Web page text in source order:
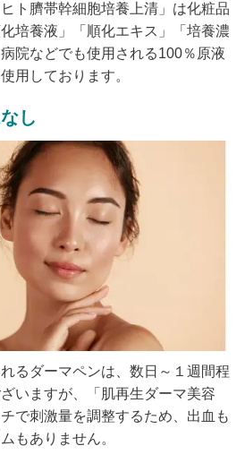
ト臍帯幹細胞培養上清」は化粧品
培養液」「順化エキス」「培養濃
院などでも使用される100％原液
用しております。
し
るダーマペンは、数日～１週間程
いますが、「肌再生ダーマ美容
で刺激量を調整するため、出血も
もありません。